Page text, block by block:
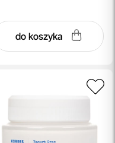
do koszyka